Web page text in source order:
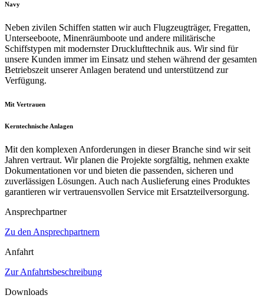
Navy
Neben zivilen Schiffen statten wir auch Flugzeugträger, Fregatten,
Unterseeboote, Minenräumboote und andere militärische
Schiffstypen mit modernster Drucklufttechnik aus. Wir sind für
unsere Kunden immer im Einsatz und stehen während der gesamten
Betriebszeit unserer Anlagen beratend und unterstützend zur
Verfügung.
Mit Vertrauen
Kerntechnische Anlagen
Mit den komplexen Anforderungen in dieser Branche sind wir seit
Jahren vertraut. Wir planen die Projekte sorgfältig, nehmen exakte
Dokumentationen vor und bieten die passenden, sicheren und
zuverlässigen Lösungen. Auch nach Auslieferung eines Produktes
garantieren wir vertrauensvollen Service mit Ersatzteilversorgung.
Ansprechpartner
Zu den Ansprechpartnern
Anfahrt
Zur Anfahrtsbeschreibung
Downloads